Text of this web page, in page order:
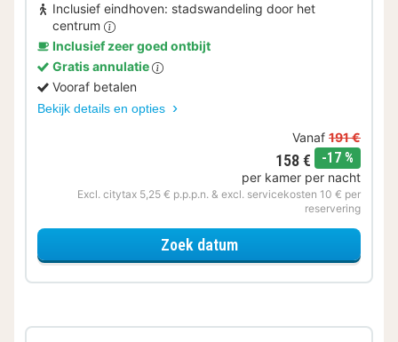
Inclusief eindhoven: stadswandeling door het
centrum
Inclusief zeer goed ontbijt
Gratis annulatie
Vooraf betalen
Bekijk details en opties
Vanaf 191 €
158 € -17 %
per kamer per nacht
Excl. citytax 5,25 € p.p.p.n. & excl. servicekosten 10 € per
reservering
Zoek datumvoor Beleef de Stad